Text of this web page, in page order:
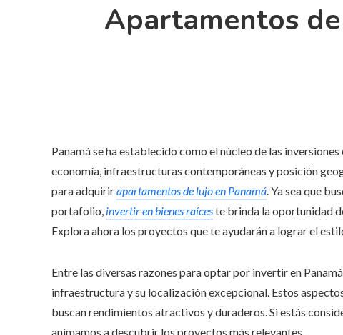
Apartamentos
Panamá se ha establecido como el núcleo de las
economía, infraestructuras contemporáneas y posición
para adquirirapartamentos de lujo en Panamá. Ya sea que
portafolio, invertir en bienes raíceste brinda la oportunidad
Explora ahora los proyectos que te ayudarán a lograr el
Entre las diversas razones para optar por invertir en
infraestructura y su localización excepcional. Estos
buscan rendimientos atractivos y duraderos. Si estás
animamos a descubrir los proyectos más relevantes.